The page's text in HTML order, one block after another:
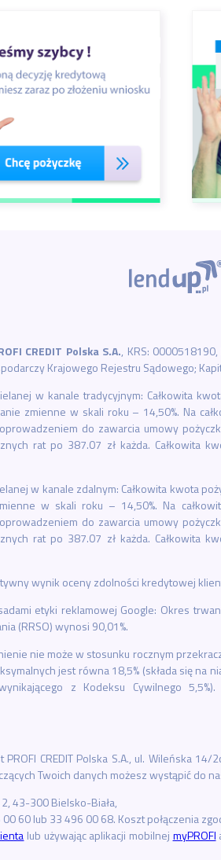
CREDIT Polska S.A., KRS:
Krajowego Rejestru Sądowego;
w kanale tradycyjnym: Całkowita
zmienne w skali roku – 14,50%. Na
do zawarcia umowy
rat po 387.07 zł każda. Całkowita
w kanale zdalnym: Całkowita kwota
w skali roku – 14,50%. Na
do zawarcia umowy
rat po 387.07 zł każda. Całkowita
wynik oceny zdolności kredytowej
etyki reklamowej Google: Okres
(RRSO) wynosi 90,01%.
nie może w stosunku rocznym
jest równa 18,5% (składa się na
z Kodeksu Cywilnego
CREDIT Polska S.A., ul. Wileńska
Twoich danych możesz wystąpić do
43-300 Bielsko-Biała,
60 lub 33 496 00 68. Koszt połączenia
lub używając aplikacji mobilnej myPROFI